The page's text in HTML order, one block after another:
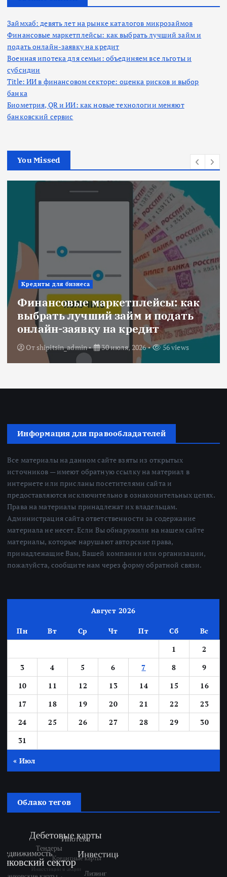
Займхаб: девять лет на рынке каталогов микрозаймов
Финансовые маркетплейсы: как выбрать лучший займ и
подать онлайн-заявку на кредит
Военная ипотека для семьи: объединяем все льготы и
субсидии
Title: ИИ в финансовом секторе: оценка рисков и выбор
банка
Биометрия, QR и ИИ: как новые технологии меняют
банковский сервис
You Missed
Ипотека
Военная ипотека для семьи:
объединяем все льготы и
субсидии
ОтRedactor 3 июля, 2026 214 views
Информация для правообладателей
Все материалы на данном сайте взяты из открытых
источников — имеют обратную ссылку на материал в
интернете или присланы посетителями сайта и
предоставляются исключительно в ознакомительных целях.
Права на материалы принадлежат их владельцам.
Администрация сайта ответственности за содержание
материала не несет. Если Вы обнаружили на нашем сайте
материалы, которые нарушают авторские права,
принадлежащие Вам, Вашей компании или организации,
пожалуйста, сообщите нам через форму обратной связи.
Август 2026
Пн Вт Ср Чт Пт Сб
Вс
1
2
3
4 5 6 7 8
9
10
11 12 13 14 15
16
17
18 19 20 21 22
23
24
25 26 27 28 29
30
31
« Июл
Облако тегов